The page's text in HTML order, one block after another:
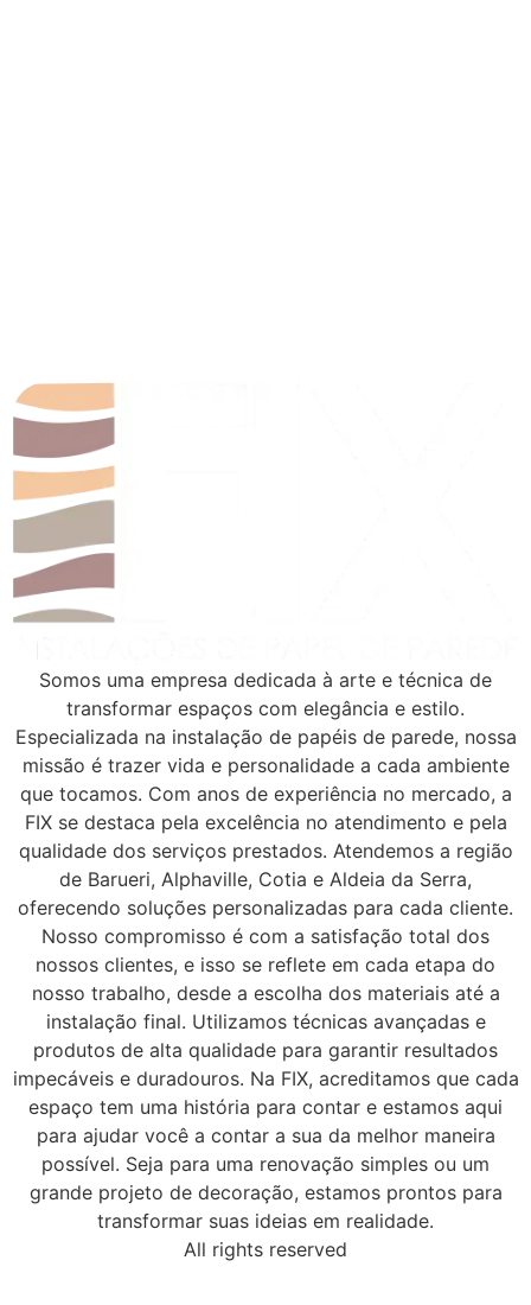
Somos uma empresa dedicada à arte e técnica de
transformar espaços com elegância e estilo.
Especializada na instalação de papéis de parede, nossa
missão é trazer vida e personalidade a cada ambiente
que tocamos. Com anos de experiência no mercado, a
FIX se destaca pela excelência no atendimento e pela
qualidade dos serviços prestados. Atendemos a região
de Barueri, Alphaville, Cotia e Aldeia da Serra,
oferecendo soluções personalizadas para cada cliente.
Nosso compromisso é com a satisfação total dos
nossos clientes, e isso se reflete em cada etapa do
nosso trabalho, desde a escolha dos materiais até a
instalação final. Utilizamos técnicas avançadas e
produtos de alta qualidade para garantir resultados
impecáveis e duradouros. Na FIX, acreditamos que cada
espaço tem uma história para contar e estamos aqui
para ajudar você a contar a sua da melhor maneira
possível. Seja para uma renovação simples ou um
grande projeto de decoração, estamos prontos para
transformar suas ideias em realidade.
All rights reserved